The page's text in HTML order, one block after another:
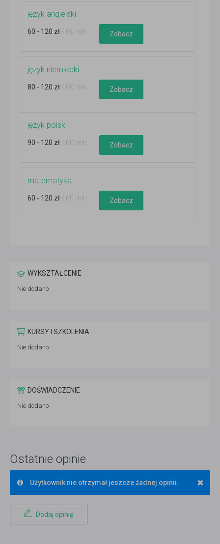
język angielski
60 - 120 zł / 60 min Zobacz
język niemiecki
80 - 120 zł / 60 min Zobacz
język polski
90 - 120 zł / 60 min Zobacz
matematyka
60 - 120 zł / 60 min Zobacz
WYKSZTAŁCENIE
Nie dodano
KURSY I SZKOLENIA
Nie dodano
DOŚWIADCZENIE
Nie dodano
Ostatnie opinie
×
Użytkownik nie otrzymał jeszcze żadnej opinii.
Dodaj opinię